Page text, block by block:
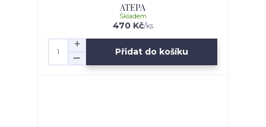
ATEPA
470 Kč/ks
Skladem
Přidat do košíku